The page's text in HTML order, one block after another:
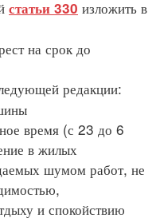
статьи 330 изложить в
на срок до
редакции:
время (с 23 до 6
в жилых
шумом работ, не
и спокойствию